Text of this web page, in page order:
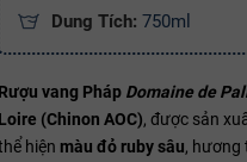
Dung Tích: 750ml
Rượu vang Pháp Domaine de
Loire (Chinon AOC), được sản
hiện màu đỏ ruby sâu, hương